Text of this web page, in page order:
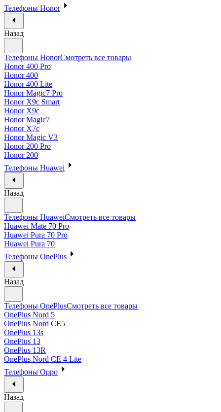
Телефоны Honor
Назад
Телефоны HonorСмотреть все товары
Honor 400 Pro
Honor 400
Honor 400 Lite
Honor Magic7 Pro
Honor X9c Smart
Honor X9c
Honor Magic7
Honor X7c
Honor Magic V3
Honor 200 Pro
Honor 200
Телефоны Huawei
Назад
Телефоны HuaweiСмотреть все товары
Huawei Mate 70 Pro
Huawei Pura 70 Pro
Huawei Pura 70
Телефоны OnePlus
Назад
Телефоны OnePlusСмотреть все товары
OnePlus Nord 5
OnePlus Nord CE5
OnePlus 13s
OnePlus 13
OnePlus 13R
OnePlus Nord CE 4 Lite
Телефоны Oppo
Назад